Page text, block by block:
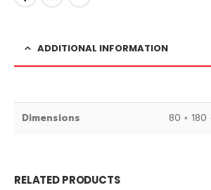
ADDITIONAL INFORMATION
Dimensions 80 × 180
RELATED PRODUCTS